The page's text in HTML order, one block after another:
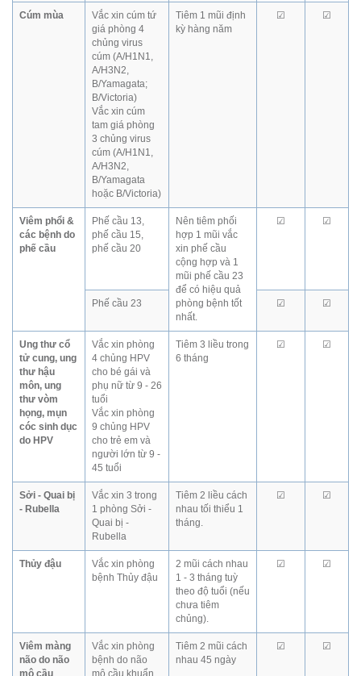
Cúm mùa
Vắc xin cúm tứ
giá phòng 4
chủng virus
cúm (A/H1N1,
A/H3N2,
B/Yamagata;
B/Victoria)
Vắc xin cúm
tam giá phòng
3 chủng virus
cúm (A/H1N1,
A/H3N2,
B/Yamagata
hoặc B/Victoria)
Tiêm 1 mũi định
kỳ hàng năm
☑ ☑
Viêm phổi &
các bệnh do
phế cầu
Phế cầu 13,
phế cầu 15,
phế cầu 20
Nên tiêm phối
hợp 1 mũi vắc
xin phế cầu
cộng hợp và 1
mũi phế cầu 23
để có hiệu quả
phòng bệnh tốt
nhất.
☑ ☑
Phế cầu 23 ☑ ☑
Ung thư cổ
tử cung, ung
thư hậu
môn, ung
thư vòm
họng, mụn
cóc sinh dục
do HPV
Vắc xin phòng
4 chủng HPV
cho bé gái và
phụ nữ từ 9 - 26
tuổi
Vắc xin phòng
9 chủng HPV
cho trẻ em và
người lớn từ 9 -
45 tuổi
Tiêm 3 liều trong
6 tháng
☑ ☑
Sởi - Quai bị
- Rubella
Vắc xin 3 trong
1 phòng Sởi -
Quai bị -
Rubella
Tiêm 2 liều cách
nhau tối thiểu 1
tháng.
☑ ☑
Thủy đậu
Vắc xin phòng
bệnh Thủy đậu
2 mũi cách nhau
1 - 3 tháng tuỳ
theo độ tuổi (nếu
chưa tiêm
chủng).
☑ ☑
Viêm màng
não do não
Vắc xin phòng
bệnh do não
Tiêm 2 mũi cách
nhau 45 ngày
☑ ☑